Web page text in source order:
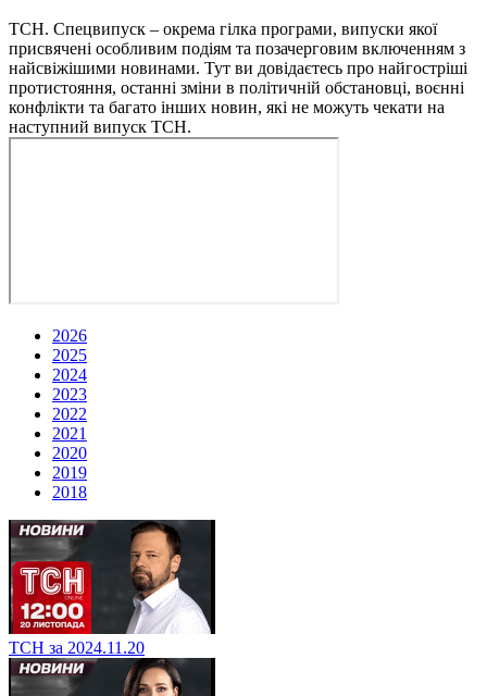
ТСН. Спецвипуск – окрема гілка програми, випуски якої
присвячені особливим подіям та позачерговим включенням з
найсвіжішими новинами. Тут ви довідаєтесь про найгостріші
протистояння, останні зміни в політичній обстановці, воєнні
конфлікти та багато інших новин, які не можуть чекати на
наступний випуск ТСН.
2026
2025
2024
2023
2022
2021
2020
2019
2018
ТСН за 2024.11.20